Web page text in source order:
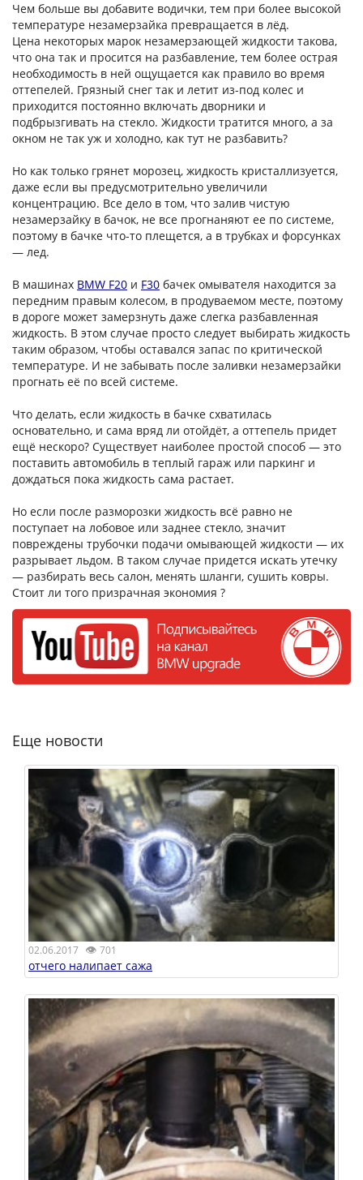
Чем больше вы добавите водички, тем при более высокой
температуре незамерзайка превращается в лёд.
Цена некоторых марок незамерзающей жидкости такова,
что она так и просится на разбавление, тем более острая
необходимость в ней ощущается как правило во время
оттепелей. Грязный снег так и летит из-под колес и
приходится постоянно включать дворники и
подбрызгивать на стекло. Жидкости тратится много, а за
окном не так уж и холодно, как тут не разбавить?
Но как только грянет морозец, жидкость кристаллизуется,
даже если вы предусмотрительно увеличили
концентрацию. Все дело в том, что залив чистую
незамерзайку в бачок, не все прогнаняют ее по системе,
поэтому в бачке что-то плещется, а в трубках и форсунках
— лед.
В машинах BMW F20 и F30 бачек омывателя находится за
передним правым колесом, в продуваемом месте, поэтому
в дороге может замерзнуть даже слегка разбавленная
жидкость. В этом случае просто следует выбирать жидкость
таким образом, чтобы оставался запас по критической
температуре. И не забывать после заливки незамерзайки
прогнать её по всей системе.
Что делать, если жидкость в бачке схватилась
основательно, и сама вряд ли отойдёт, а оттепель придет
ещё нескоро? Существует наиболее простой способ — это
поставить автомобиль в теплый гараж или паркинг и
дождаться пока жидкость сама растает.
Но если после разморозки жидкость всё равно не
поступает на лобовое или заднее стекло, значит
повреждены трубочки подачи омывающей жидкости — их
разрывает льдом. В таком случае придется искать утечку
— разбирать весь салон, менять шланги, сушить ковры.
Стоит ли того призрачная экономия ?
Еще новости
02.06.2017 👁 701
отчего налипает сажа